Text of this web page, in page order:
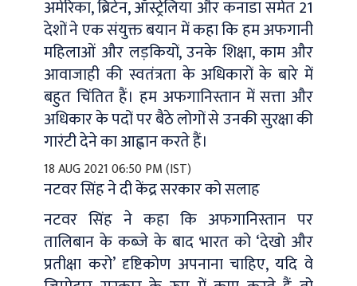
अमेरिका, ब्रिटेन, ऑस्ट्रेलिया और कनाडा समेत 21
देशों ने एक संयुक्त बयान में कहा कि हम अफगानी
महिलाओं और लड़कियों, उनके शिक्षा, काम और
आवाजाही की स्वतंत्रता के अधिकारों के बारे में
बहुत चिंतित हैं। हम अफगानिस्तान में सत्ता और
अधिकार के पदों पर बैठे लोगों से उनकी सुरक्षा की
गारंटी देने का आह्वान करते हैं।
18 AUG 2021 06:50 PM (IST)
नटवर सिंह ने दी केंद्र सरकार को सलाह
नटवर सिंह ने कहा कि अफगानिस्तान पर
तालिबान के कब्जे के बाद भारत को ‘देखो और
प्रतीक्षा करो’ दृष्टिकोण अपनाना चाहिए, यदि वे